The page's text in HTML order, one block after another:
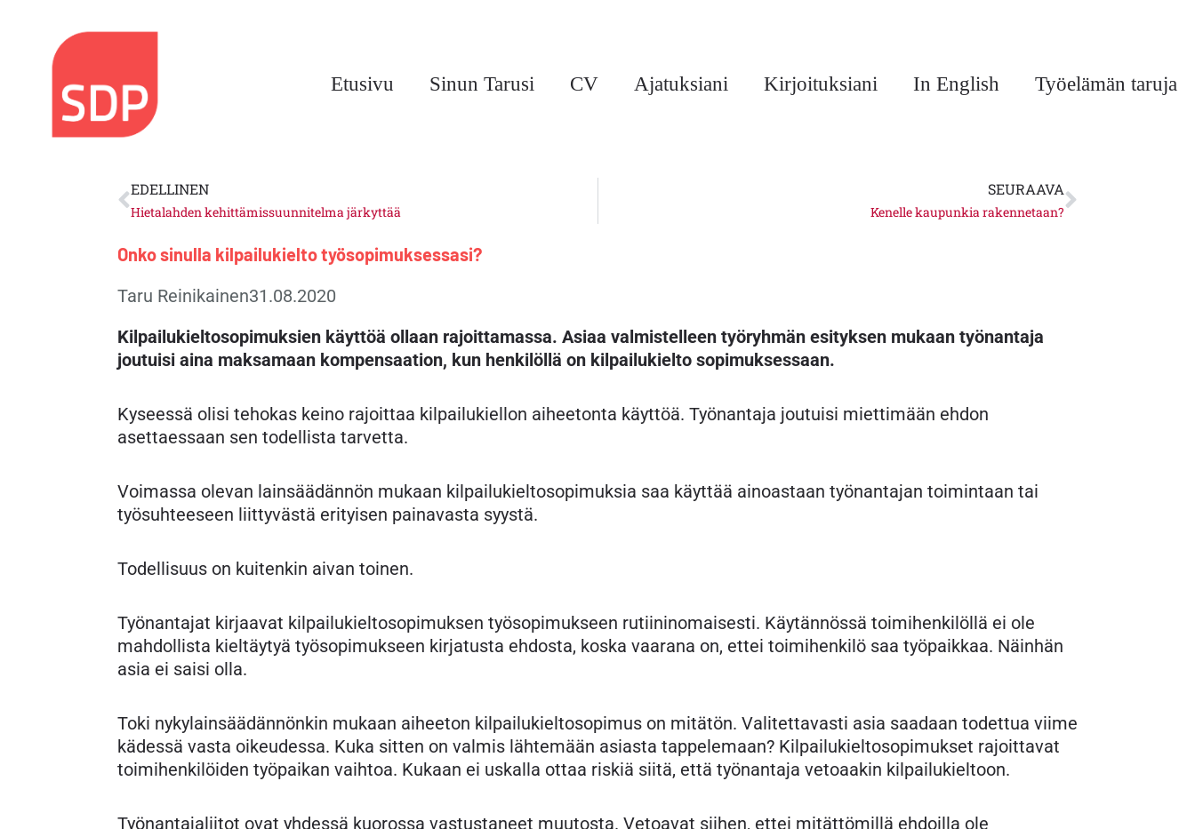
sisältöön
Etusivu Sinun Tarusi CV Ajatuksiani Kirjoituksiani In English Työelämän taruja
Prev
EDELLINEN
Hietalahden kehittämissuunnitelma järkyttää
SEURAAVA
Kenelle kaupunkia rakennetaan?
Next
Onko sinulla kilpailukielto työsopimuksessasi?
Taru Reinikainen31.08.2020
Kilpailukieltosopimuksien käyttöä ollaan rajoittamassa. Asiaa valmistelleen työryhmän esityksen mukaan työnantaja
joutuisi aina maksamaan kompensaation, kun henkilöllä on kilpailukielto sopimuksessaan.
Kyseessä olisi tehokas keino rajoittaa kilpailukiellon aiheetonta käyttöä. Työnantaja joutuisi miettimään ehdon
asettaessaan sen todellista tarvetta.
Voimassa olevan lainsäädännön mukaan kilpailukieltosopimuksia saa käyttää ainoastaan työnantajan toimintaan tai
työsuhteeseen liittyvästä erityisen painavasta syystä.
Todellisuus on kuitenkin aivan toinen.
Työnantajat kirjaavat kilpailukieltosopimuksen työsopimukseen rutiininomaisesti. Käytännössä toimihenkilöllä ei ole
mahdollista kieltäytyä työsopimukseen kirjatusta ehdosta, koska vaarana on, ettei toimihenkilö saa työpaikkaa. Näinhän
asia ei saisi olla.
Toki nykylainsäädännönkin mukaan aiheeton kilpailukieltosopimus on mitätön. Valitettavasti asia saadaan todettua viime
kädessä vasta oikeudessa. Kuka sitten on valmis lähtemään asiasta tappelemaan? Kilpailukieltosopimukset rajoittavat
toimihenkilöiden työpaikan vaihtoa. Kukaan ei uskalla ottaa riskiä siitä, että työnantaja vetoaakin kilpailukieltoon.
Työnantajaliitot ovat yhdessä kuorossa vastustaneet muutosta. Vetoavat siihen, ettei mitättömillä ehdoilla ole